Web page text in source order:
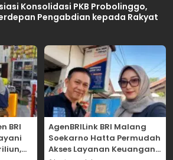
Konsolidasi PKB Probolinggo,
Pengabdian kepada Rakyat
BRI
AgenBRILink BRI Malang
Soekarno Hatta Permudah
Akses Layanan Keuangan